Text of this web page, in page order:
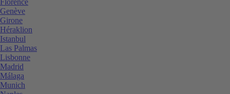
Genève
Girone
Héraklion
Istanbul
Las Palmas
Lisbonne
Madrid
Málaga
Munich